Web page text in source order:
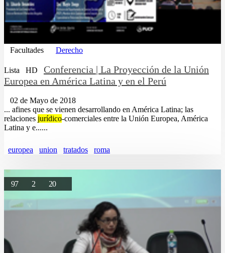
Facultades Derecho
Lista HD
Conferencia | La Proyección de la Unión
Europea en América Latina y en el Perú
02 de Mayo de 2018
... afines que se vienen desarrollando en América Latina; las
relaciones jurídico-comerciales entre la Unión Europea, América
Latina y e......
europea union tratados roma
97 2 20